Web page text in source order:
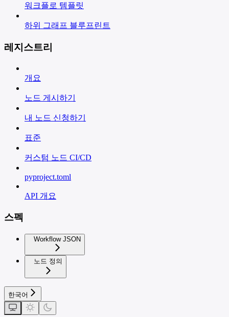
워크플로 템플릿
하위 그래프 블루프린트
레지스트리
개요
노드 게시하기
내 노드 신청하기
표준
커스텀 노드 CI/CD
pyproject.toml
API 개요
스펙
Workflow JSON
노드 정의
한국어